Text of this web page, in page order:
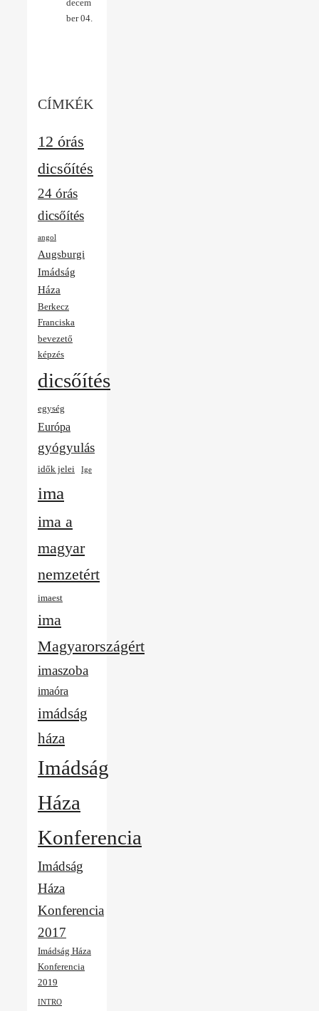
decem
ber 04.
CÍMKÉK
12 órás
dicsőítés
24 órás
dicsőítés
angol
Augsburgi
Imádság
Háza
Berkecz
Franciska
bevezető
képzés
dicsőítés
egység
Európa
gyógyulás
idők jelei Ige
ima
ima a
magyar
nemzetért
imaest
ima
Magyarországért
imaszoba
imaóra
imádság
háza
Imádság
Háza
Konferencia
Imádság
Háza
Konferencia
2017
Imádság Háza
Konferencia
2019
INTRO